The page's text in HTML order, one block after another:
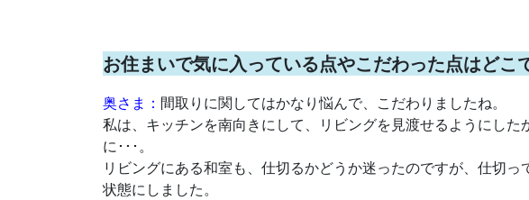
お住まいで気に入っている点やこだわった点はどこ
奥さま： 間取りに関してはかなり悩んで、こだわりましたね。
私は、キッチンを南向きにして、リビングを見渡せるようにし
に･･･。
リビングにある和室も、仕切るかどうか迷ったのですが、仕切
状態にしました。